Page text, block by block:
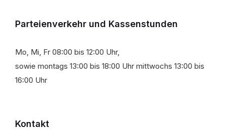
Parteienverkehr und Kassenstunden
Mo, Mi, Fr 08:00 bis 12:00 Uhr,
sowie montags 13:00 bis 18:00 Uhr mittwochs 13:00 bis
16:00 Uhr
Kontakt